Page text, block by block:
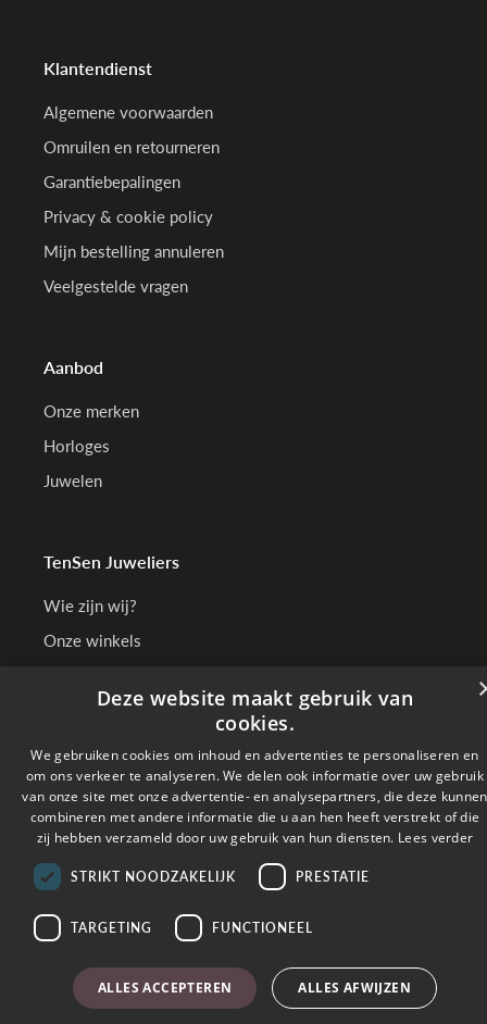
Klantendienst
Algemene voorwaarden
Omruilen en retourneren
Garantiebepalingen
Privacy & cookie policy
Mijn bestelling annuleren
Veelgestelde vragen
Aanbod
Onze merken
Horloges
Juwelen
TenSen Juweliers
Wie zijn wij?
Onze winkels
Online betalen met
Verzonden met
byTilroy
Deze website maakt gebruik van
cookies.
We gebruiken cookies om inhoud en advertenties te personaliseren en
om ons verkeer te analyseren. We delen ook informatie over uw gebruik
van onze site met onze advertentie- en analysepartners, die deze kunnen
combineren met andere informatie die u aan hen heeft verstrekt of die
zij hebben verzameld door uw gebruik van hun diensten. Lees verder
STRIKT NOODZAKELIJK PRESTATIE
TARGETING FUNCTIONEEL
ALLES ACCEPTEREN ALLES AFWIJZEN